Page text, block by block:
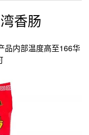
香肠
品内部温度高至166华